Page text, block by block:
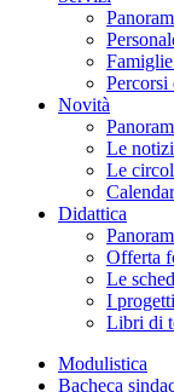
Percorsi
Novità
Le
Le
Didattica
Offerta
Le
I
Libri di
Modulistica
Bacheca